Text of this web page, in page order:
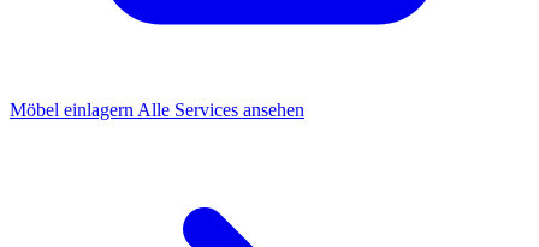
Möbel einlagern Alle Services ansehen